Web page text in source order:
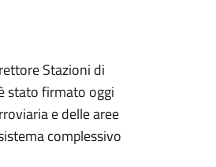
Stazioni di
stato firmato oggi
e delle aree
complessivo